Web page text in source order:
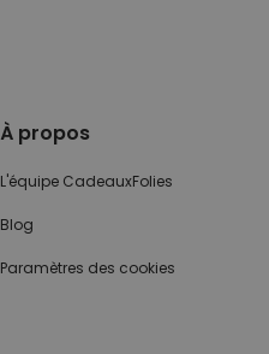
À propos
L'équipe CadeauxFolies
Blog
Paramètres des cookies